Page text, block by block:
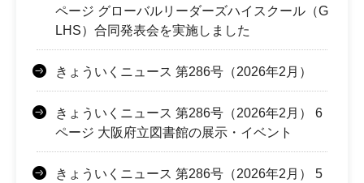
ページ グローバルリーダーズハイスクール（G
LHS）合同発表会を実施しました
きょういくニュース 第286号（2026年2月）
きょういくニュース 第286号（2026年2月） 6
ページ 大阪府立図書館の展示・イベント
きょういくニュース 第286号（2026年2月） 5